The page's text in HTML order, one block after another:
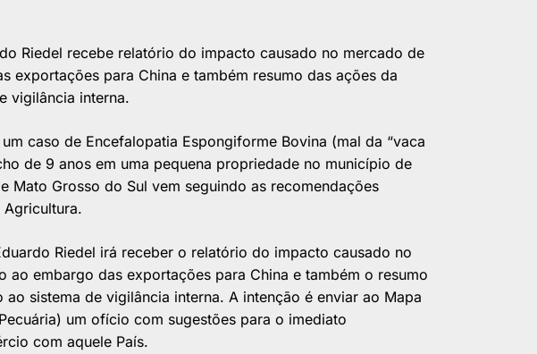
Riedel recebe relatório do impacto causado no mercado de
exportações para China e também resumo das ações da
vigilância interna.
caso de Encefalopatia Espongiforme Bovina (mal da “vaca
de 9 anos em uma pequena propriedade no município de
Mato Grosso do Sul vem seguindo as recomendações
Riedel irá receber o relatório do impacto causado no
ao embargo das exportações para China e também o resumo
sistema de vigilância interna. A intenção é enviar ao Mapa
um ofício com sugestões para o imediato
com aquele País.